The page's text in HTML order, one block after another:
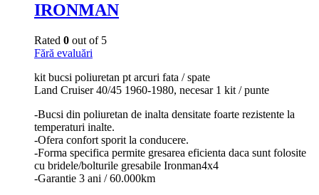
IRONMAN
Rated 0 out of 5
Fără evaluări
kit bucsi poliuretan pt arcuri fata / spate
Land Cruiser 40/45 1960-1980, necesar 1 kit / punte
-Bucsi din poliuretan de inalta densitate foarte rezistente la
temperaturi inalte.
-Ofera confort sporit la conducere.
-Forma specifica permite gresarea eficienta daca sunt folosite
cu bridele/bolturile gresabile Ironman4x4
-Garantie 3 ani / 60.000km